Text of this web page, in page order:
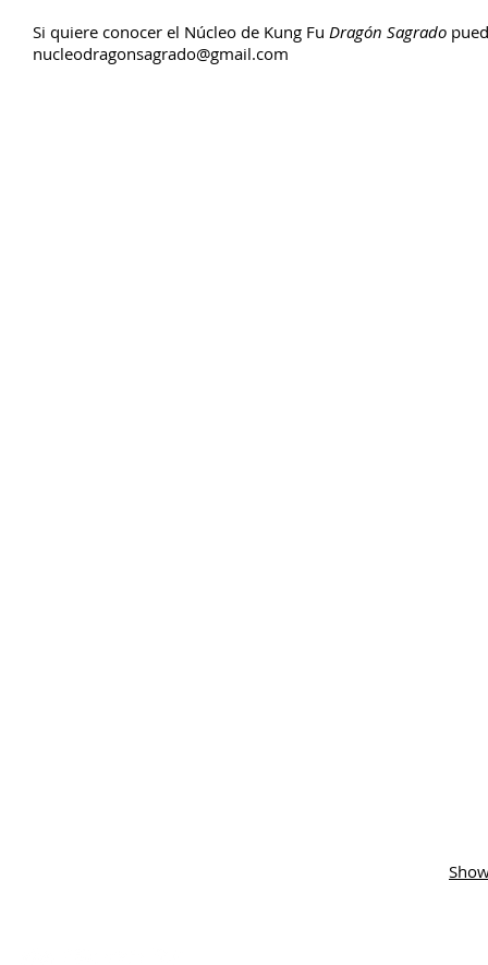
Si quiere conocer el Núcleo de Kung Fu Dragón Sagrado
nucleodragonsagrado@gmail.com